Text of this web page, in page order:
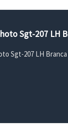
Sgt-207 LH
Sgt-207 LH